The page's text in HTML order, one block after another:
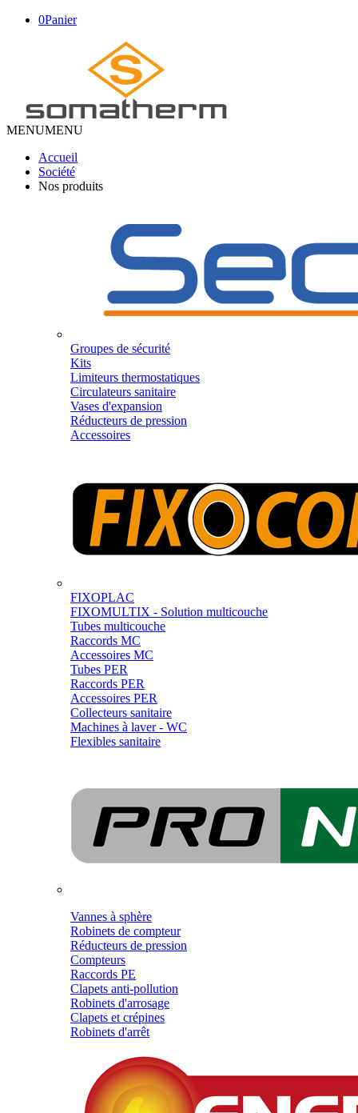
0Panier
MENUMENU
Accueil
Société
Nos produits
Groupes de sécurité
Kits
Limiteurs thermostatiques
Circulateurs sanitaire
Vases d'expansion
Réducteurs de pression
Accessoires
FIXOPLAC
FIXOMULTIX - Solution multicouche
Tubes multicouche
Raccords MC
Accessoires MC
Tubes PER
Raccords PER
Accessoires PER
Collecteurs sanitaire
Machines à laver - WC
Flexibles sanitaire
Vannes à sphère
Robinets de compteur
Réducteurs de pression
Compteurs
Raccords PE
Clapets anti-pollution
Robinets d'arrosage
Clapets et crépines
Robinets d'arrêt